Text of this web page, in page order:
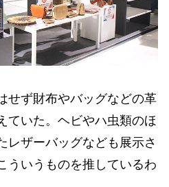
せず財布やバッグなどの革
ていた。ヘビやハ虫類のほ
レザーバッグなども展示さ
ういうものを推しているわ